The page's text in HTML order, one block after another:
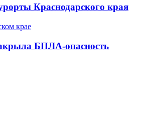
Краснодарского края
БПЛА-опасность